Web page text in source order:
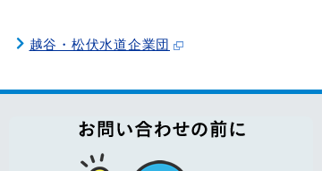
越谷・松伏水道企業団